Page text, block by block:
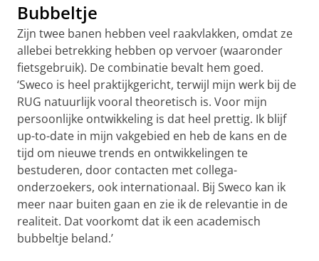
Bubbeltje
Zijn twee banen hebben veel raakvlakken, omdat ze
allebei betrekking hebben op vervoer (waaronder
fietsgebruik). De combinatie bevalt hem goed.
‘Sweco is heel praktijkgericht, terwijl mijn werk bij de
RUG natuurlijk vooral theoretisch is. Voor mijn
persoonlijke ontwikkeling is dat heel prettig. Ik blijf
up-to-date in mijn vakgebied en heb de kans en de
tijd om nieuwe trends en ontwikkelingen te
bestuderen, door contacten met collega-
onderzoekers, ook internationaal. Bij Sweco kan ik
meer naar buiten gaan en zie ik de relevantie in de
realiteit. Dat voorkomt dat ik een academisch
bubbeltje beland.’